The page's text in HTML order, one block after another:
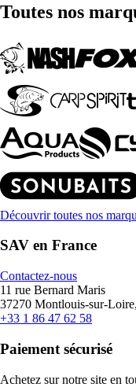
Toutes nos
Découvrir toutes nos
SAV en France
Contactez-nous
11 rue Bernard Maris
37270 Montlouis-sur-
+33 1 86 47 62 58
Paiement sécurisé
Achetez sur notre site en